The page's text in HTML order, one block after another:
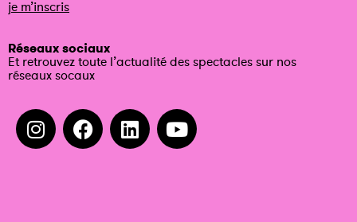
je m’inscris
Réseaux sociaux
Et retrouvez toute l’actualité des spectacles sur nos
réseaux socaux